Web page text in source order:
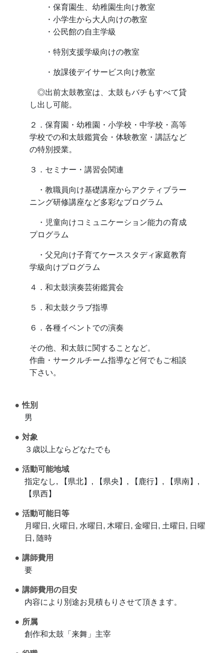
・保育園生、幼稚園生向け教室
・小学生から大人向けの教室
・公民館の自主学級
・ 特別支援学級向けの教室
・放課後デイサービス向け教室
◎出前太鼓教室は、太鼓もバチもすべて貸
し出し可能。
２．保育園・幼稚園・小学校・中学校・高等
学校での和太鼓鑑賞会・体験教室・講話など
の特別授業。
３．セミナー・講習会関連
・教職員向け基礎講座からアクティブラー
ニング研修講座など多彩なプログラム
・児童向けコミュニケーション能力の育成
プログラム
・父兄向け子育てケーススタディ家庭教育
学級向けプログラム
４．和太鼓演奏芸術鑑賞会
５．和太鼓クラブ指導
６．各種イベントでの演奏
その他、和太鼓に関することなど。
作曲・サークルチーム指導など何でもご相談
下さい。
性別
男
対象
３歳以上ならどなたでも
活動可能地域
指定なし, 【県北】, 【県央】, 【鹿行】, 【県南】,
【県西】
活動可能日等
月曜日, 火曜日, 水曜日, 木曜日, 金曜日, 土曜日, 日曜
日, 随時
講師費用
要
講師費用の目安
内容により別途お見積もりさせて頂きます。
所属
創作和太鼓「来舞」主宰